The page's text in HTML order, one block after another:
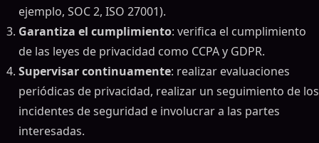
ejemplo, SOC 2, ISO 27001).
Garantiza el cumplimiento: verifica el cumplimiento
de las leyes de privacidad como CCPA y GDPR.
Supervisar continuamente: realizar evaluaciones
periódicas de privacidad, realizar un seguimiento de los
incidentes de seguridad e involucrar a las partes
interesadas.